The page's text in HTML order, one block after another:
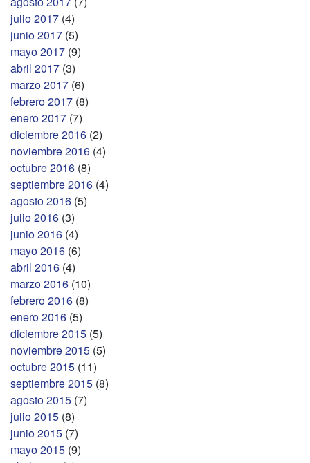
julio 2017 (4)
junio 2017 (5)
mayo 2017 (9)
abril 2017 (3)
marzo 2017 (6)
febrero 2017 (8)
enero 2017 (7)
diciembre 2016 (2)
noviembre 2016 (4)
octubre 2016 (8)
septiembre 2016 (4)
agosto 2016 (5)
julio 2016 (3)
junio 2016 (4)
mayo 2016 (6)
abril 2016 (4)
marzo 2016 (10)
febrero 2016 (8)
enero 2016 (5)
diciembre 2015 (5)
noviembre 2015 (5)
octubre 2015 (11)
septiembre 2015 (8)
agosto 2015 (7)
julio 2015 (8)
junio 2015 (7)
mayo 2015 (9)